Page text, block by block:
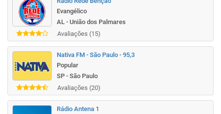
Evangélico
AL - União dos Palmares
Avaliações (15)
Nativa FM - São Paulo - 95,3
Popular
SP - São Paulo
Avaliações (20)
Rádio Antena 1